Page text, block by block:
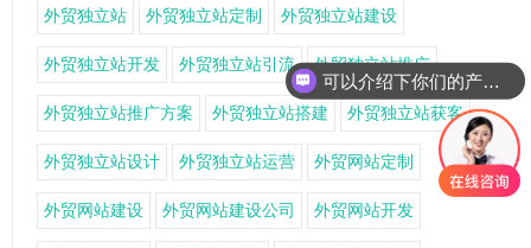
外贸独立站 外贸独立站定制 外贸独立站建设
外贸独立站开发 外贸独立站引流 外贸独立站推广
外贸独立站推广方案 外贸独立站搭建 外贸独立站获客
外贸独立站设计 外贸独立站运营 外贸网站定制
外贸网站建设 外贸网站建设公司 外贸网站开发
可以介绍下你们的产品么